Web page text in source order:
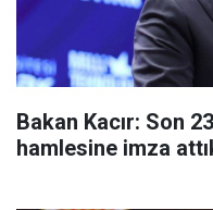
Bakan Kacır: Son
hamlesine imza